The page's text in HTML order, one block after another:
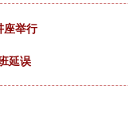
座举行
延误